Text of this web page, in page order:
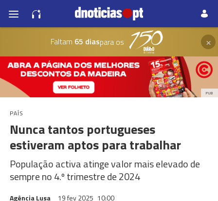
Faltam 65 diaspara os ×
PUB
PAÍS
Nunca tantos portugueses
estiveram aptos para trabalhar
População activa atinge valor mais elevado de
sempre no 4.º trimestre de 2024
Agência Lusa 19 fev 2025 10:00